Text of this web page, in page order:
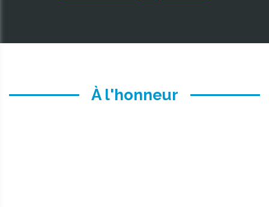
À l'honneur